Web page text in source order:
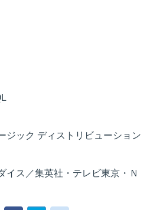
ジック ディストリビューション
イス／集英社・テレビ東京・Ｎ